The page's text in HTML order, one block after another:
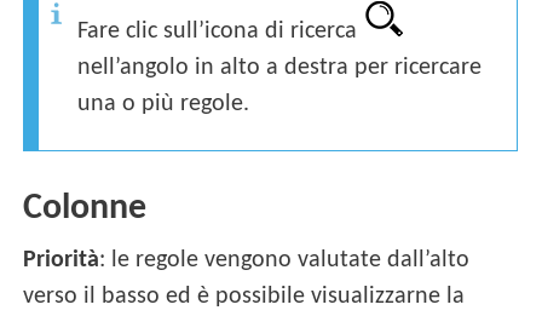
Fare clic sull’icona di ricerca
nell’angolo in alto a destra per ricercare
una o più regole.
Colonne
Priorità: le regole vengono valutate dall’alto
verso il basso ed è possibile visualizzarne la